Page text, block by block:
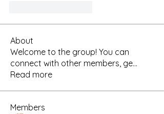
About
Welcome to the group! You can
connect with other members, ge...
Read more
Members